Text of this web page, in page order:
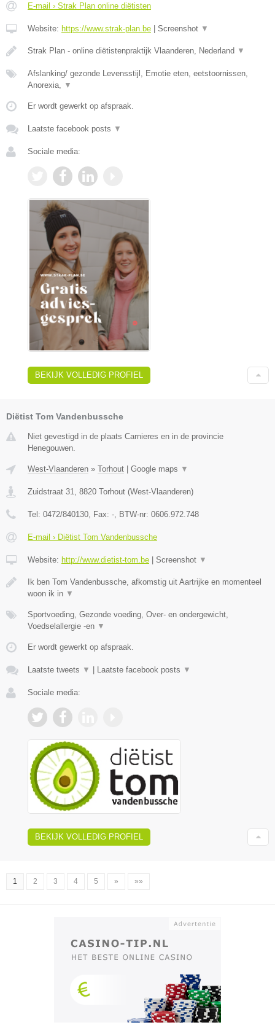
E-mail › Strak Plan online diëtisten
Website: https://www.strak-plan.be Screenshot ▼
Strak Plan - online diëtistenpraktijk Vlaanderen, Nederland ▼
Afslanking/ gezonde Levensstijl, Emotie eten, eetstoornissen,
Anorexia, ▼
Er wordt gewerkt op afspraak.
Laatste facebook posts ▼
Sociale media:
BEKIJK VOLLEDIG PROFIEL
Diëtist Tom Vandenbussche
Niet gevestigd in de plaats Carnieres en in de provincie
Henegouwen.
West-Vlaanderen » Torhout | Google maps ▼
Zuidstraat 31 8820 Torhout (West-Vlaanderen)
Tel: 0472/840130 , Fax: - , BTW-nr: 0606.972.748
E-mail › Diëtist Tom Vandenbussche
Website: http://www.dietist-tom.be | Screenshot ▼
Ik ben Tom Vandenbussche, afkomstig uit Aartrijke en momenteel
woon ik in ▼
Sportvoeding, Gezonde voeding, Over- en ondergewicht,
Voedselallergie -en ▼
Er wordt gewerkt op afspraak.
Laatste tweets ▼ | Laatste facebook posts ▼
Sociale media:
BEKIJK VOLLEDIG PROFIEL
1 2 3 4 5 » »»